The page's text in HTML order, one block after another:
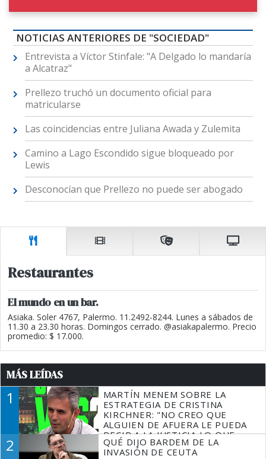
NOTICIAS ANTERIORES DE "SOCIEDAD"
Entrevista a Víctor Stinfale: "A Delgado lo mandaría
a Alcatraz"
Prellezo truchó un documento oficial para
matricularse
Las coincidencias entre Juliana Awada y Zulemita
Camino a Lago Escondido sigue bloqueado por
Lewis
Desconocían que Prellezo no puede ser abogado
Restaurantes
El mundo en un bar.
Asiaka. Soler 4767, Palermo. 11.2492-8244. Lunes a sábados de
11.30 a 23.30 horas. Domingos cerrado. @asiakapalermo. Precio
promedio: $ 17.000.
MÁS LEÍDAS
1
MARTÍN MENEM SOBRE LA
ESTRATEGIA DE CRISTINA
KIRCHNER: "NO CREO QUE
ALGUIEN DE AFUERA LE PUEDA
DECIR A LA JUSTICIA LO QUE
TIENE QUE HACER"
2
QUÉ DIJO BARDEM DE LA
INVASIÓN DE CEUTA